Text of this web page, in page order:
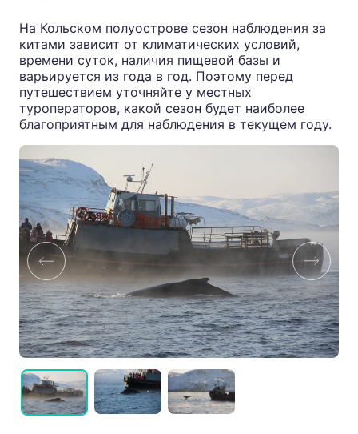
На Кольском полуострове сезон наблюдения за
китами зависит от климатических условий,
времени суток, наличия пищевой базы и
варьируется из года в год. Поэтому перед
путешествием уточняйте у местных
туроператоров, какой сезон будет наиболее
благоприятным для наблюдения в текущем году.